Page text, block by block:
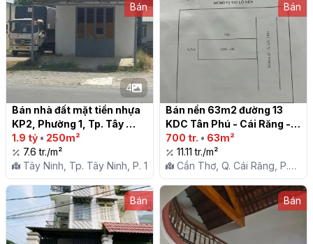
Bán
4
Bán nhà đất mặt tiền nhựa
KP2, Phường 1, Tp. Tây
Ninh
1.9 tỷ • 250m²
7.6 tr./m²
Tây Ninh, Tp. Tây Ninh, P. 1
Bán
Bán nền 63m2 đường 13
KDC Tân Phú - Cái Răng -
Cần Thơ
700 tr. • 63m²
11.11 tr./m²
Cần Thơ, Q. Cái Răng, P.
Tân Phú
Bán
Bán